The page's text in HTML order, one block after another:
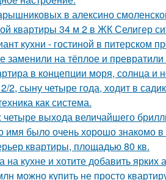
в алексино
квартиры 34 м 2 в ЖК Селигер
кухни - гостиной в питерском
заменили на тёплое и превратили
в концепции моря, солнца и
2, сыну четыре года, ходит в
как система.
выхода величайшего
имя было очень хорошо знакомо
квартиры, площадью 80 кв.
на кухне и хотите добавить ярких
можно купить не просто